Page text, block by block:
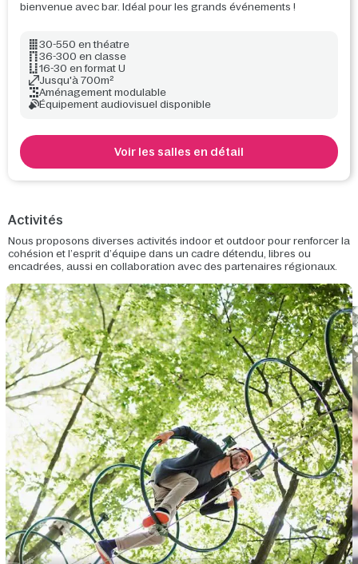
bienvenue avec bar. Idéal pour les grands événements !
30-550 en théatre
36-300 en classe
16-30 en format U
Jusqu'à 700m²
Aménagement modulable
Équipement audiovisuel disponible
Voir les salles en détail
Activités
Nous proposons diverses activités indoor et outdoor pour renforcer la
cohésion et l’esprit d’équipe dans un cadre détendu, libres ou
encadrées, aussi en collaboration avec des partenaires régionaux.